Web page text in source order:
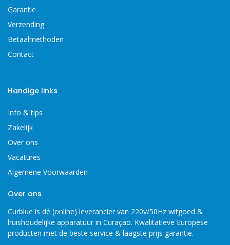
Garantie
Verzending
Betaalmethoden
Contact
Handige links
Info & tips
Zakelijk
Over ons
Vacatures
Algemene Voorwaarden
Over ons
Curblue is dé (online) leverancier van 220v/50Hz witgoed &
huishoudelijke apparatuur in Curaçao. Kwalitatieve Europese
producten met de beste service & laagste prijs garantie.